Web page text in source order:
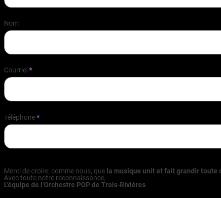
Nom
Courriel *
Téléphone*
Merci de croire, comme nous, que la musique unit et fait grandir toute
Avec toute notre reconnaissance,
L’équipe de l’Orchestre POP de Trois-Rivières